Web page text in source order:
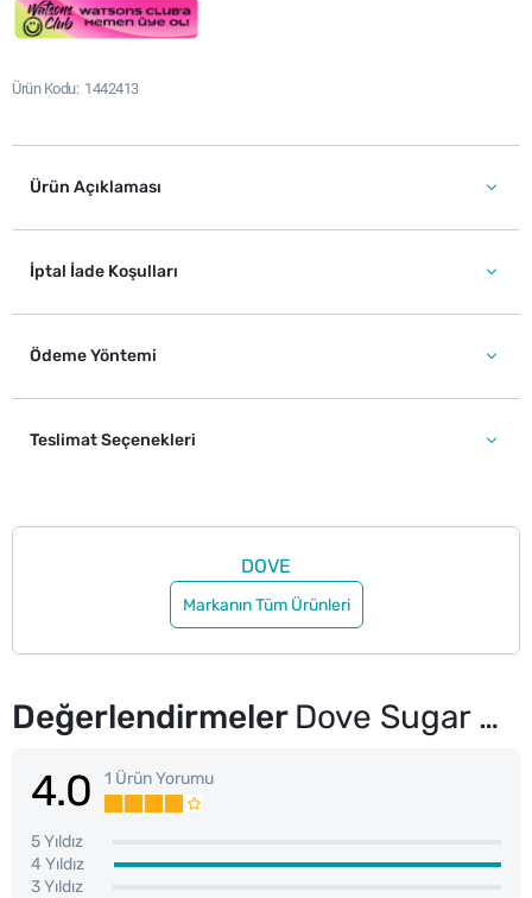
Ürün Kodu 1442413
Ürün Açıklaması
İptal İade Koşulları
Ödeme Yöntemi
Teslimat Seçenekleri
DOVE
Markanın Tüm Ürünleri
Değerlendirmeler Dove Sugar Cookie Sıvı Sabun 450 ml
4.0 1 Ürün Yorumu
5 Yıldız
4 Yıldız
3 Yıldız